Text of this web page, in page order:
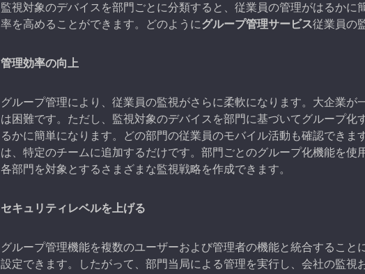
監視対象のデバイスを部門ごとに分類すると、従業員の管理がはるかに
率を高めることができます。どのようにグループ管理サービス従業員の
管理効率の向上
グループ管理により、従業員の監視がさらに柔軟になります。大企業が
は困難です。ただし、監視対象のデバイスを部門に基づいてグループ化
るかに簡単になります。どの部門の従業員のモバイル活動も確認できま
は、特定のチームに追加するだけです。部門ごとのグループ化機能を使
各部門を対象とするさまざまな監視戦略を作成できます。
セキュリティレベルを上げる
グループ管理機能を複数のユーザーおよび管理者の機能と統合すること
設定できます。したがって、部門当局による管理を実行し、会社の監視